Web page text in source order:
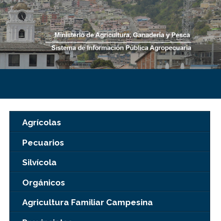
Agrícolas
Pecuarios
Silvícola
Orgánicos
Agricultura Familiar Campesina